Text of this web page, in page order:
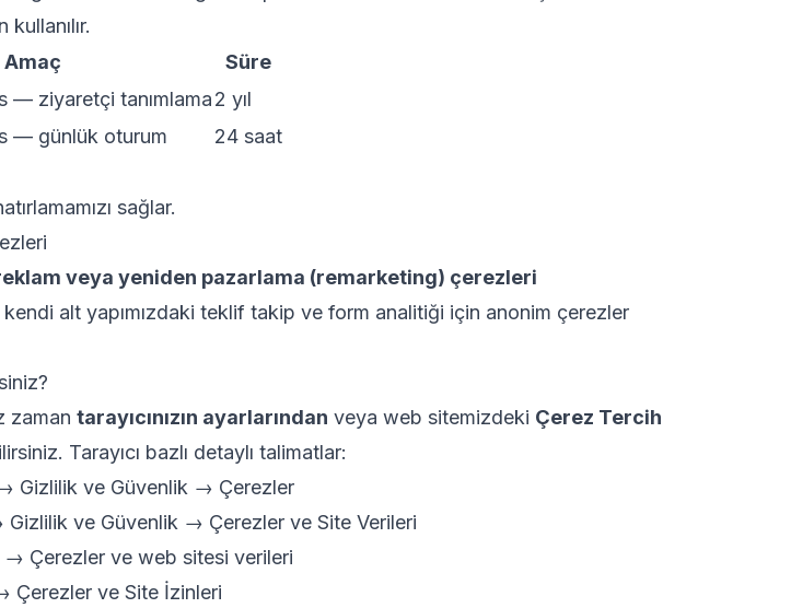
Amaç Süre
— ziyaretçi tanımlama2 yıl
— günlük oturum
24 saat
sağlar.
veya yeniden pazarlama (remarketing) çerezleri
kendi alt yapımızdaki teklif takip ve form analitiği için anonim çerezler
zaman tarayıcınızın ayarlarından veya web sitemizdeki Çerez Tercih
Tarayıcı bazlı detaylı talimatlar:
Gizlilik ve Güvenlik → Çerezler
ve Güvenlik → Çerezler ve Site Verileri
Çerezler ve web sitesi verileri
Çerezler ve Site İzinleri